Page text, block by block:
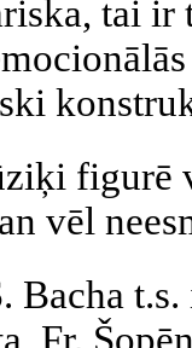
tai
figurē
vēl
Bacha